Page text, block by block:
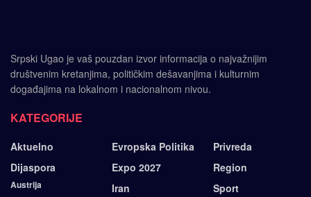
Srpski Ugao je vaš pouzdan izvor informacija o najvažnijim
društvenim kretanjima, političkim dešavanjima i kulturnim
događajima na lokalnom i nacionalnom nivou.
KATEGORIJE
Aktuelno
Dijaspora
Austrija
Evropska Politika
Expo 2027
Iran
Privreda
Region
Sport